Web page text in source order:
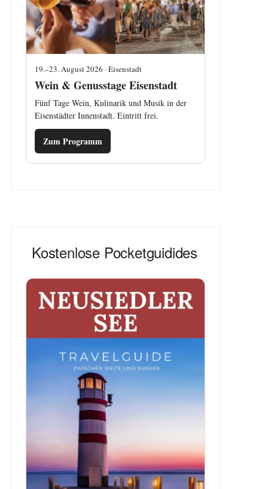
19.–23. August 2026 · Eisenstadt
Wein & Genusstage Eisenstadt
Fünf Tage Wein, Kulinarik und Musik in der
Eisenstädter Innenstadt. Eintritt frei.
Zum Programm
Kostenlose Pocketguidides